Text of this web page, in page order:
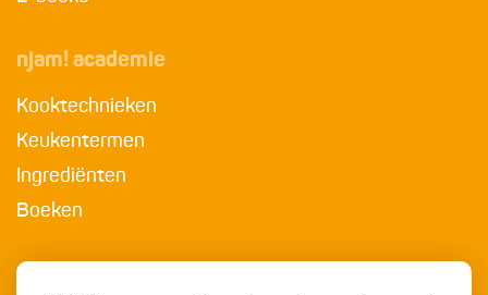
njam! academie
Kooktechnieken
Keukentermen
Ingrediënten
Boeken